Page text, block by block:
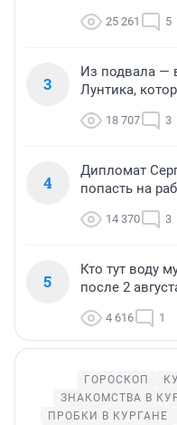
25 261 5
3
Из подвала —
Лунтика,
18 707 3
4
Дипломат
попасть на
14 370 3
5
Кто тут воду
после 2
4 616 1
ГОРОСКОП
ЗНАКОМСТВА В
ПРОБКИ В КУРГАНЕ